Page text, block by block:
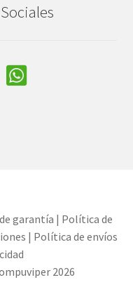
garantía | Política de
| Política de envíos
2026